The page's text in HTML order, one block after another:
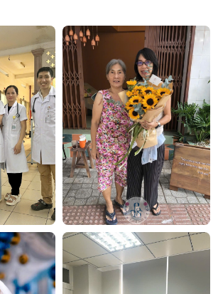
Tươi FLOWERSIGHT –Shop
hoachuyên cung cấphoa tươi
với dịch vụ giao nhanh, đúng
là một tác phẩm nghệ thuật
đội ngũ chuyên nghiệp, trong đó có
Thủy Florist.
đến đa dạng mẫu hoa:hoa sinh
,hoa cưới đẹp, đặc biệt là các
được chăm chút kỹ lưỡng.
Hoàng Hoa Thám, P.5, Quận Phú